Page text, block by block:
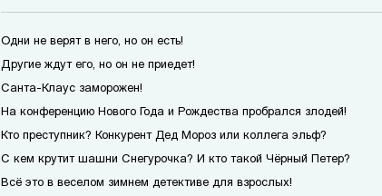
Одни не верят в него, но он есть!
Другие ждут его, но он не приедет!
Санта-Клаус заморожен!
На конференцию Нового Года и Рождества пробрался злодей!
Кто преступник? Конкурент Дед Мороз или коллега эльф?
С кем крутит шашни Снегурочка? И кто такой Чёрный Петер?
Всё это в веселом зимнем детективе для взрослых!